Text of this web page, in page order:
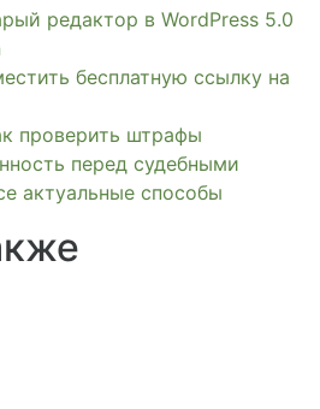
редактор в WordPress 5.0
бесплатную ссылку на
проверить штрафы
перед судебными
актуальные способы